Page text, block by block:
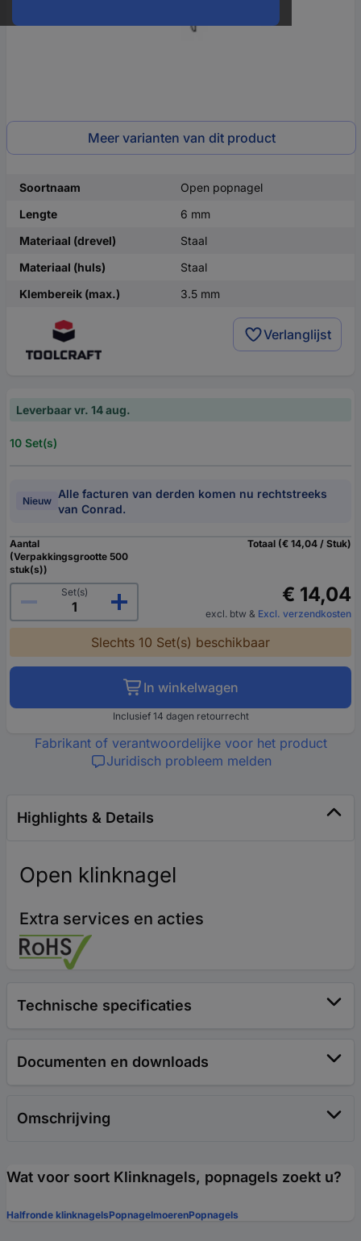
Meer varianten van dit product
Soortnaam
Open popnagel
Lengte
6 mm
Materiaal (drevel)
Staal
Materiaal (huls)
Staal
Klembereik (max.)
3.5 mm
Verlanglijst
Leverbaar vr. 14 aug.
10 Set(s)
Nieuw
Alle facturen van derden komen nu rechtstreeks
van Conrad.
Aantal
(Verpakkingsgrootte 500
stuk(s))
Set(s)
Totaal (€ 14,04 / Stuk)
€ 14,04
excl. btw & Excl. verzendkosten
Slechts 10 Set(s) beschikbaar
In winkelwagen
Inclusief 14 dagen retourrecht
Fabrikant of verantwoordelijke voor het product
Juridisch probleem melden
Highlights & Details
Open klinknagel
Extra services en acties
Technische specificaties
Documenten en downloads
Omschrijving
Wat voor soort Klinknagels, popnagels zoekt u?
Halfronde klinknagelsPopnagelmoerenPopnagels